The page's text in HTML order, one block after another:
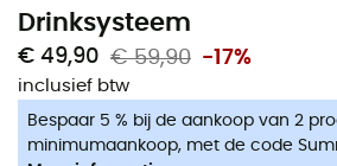
Drinksysteem
€ 49,90 € 59,90 -17%
inclusief btw
Bespaar 5 % bij de aankoop van 2
minimumaankoop, met de code